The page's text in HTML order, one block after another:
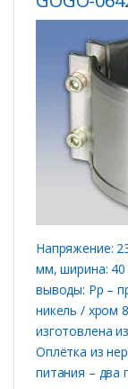
Напряжение:
мм, ширина:
выводы: Рр –
никель / хром
изготовлена
Оплётка из
питания – два